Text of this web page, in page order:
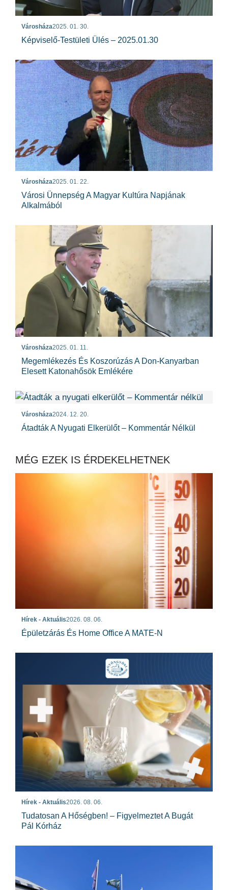
Városháza2025. 01. 30.
Képviselő-Testületi Ülés – 2025.01.30
Városháza2025. 01. 22.
Városi Ünnepség A Magyar Kultúra Napjának
Alkalmából
Városháza2025. 01. 11.
Megemlékezés És Koszorúzás A Don-Kanyarban
Elesett Katonahősök Emlékére
Városháza2024. 12. 20.
Átadták A Nyugati Elkerülőt – Kommentár Nélkül
MÉG EZEK IS ÉRDEKELHETNEK
Hírek - Aktuális2026. 08. 06.
Épületzárás És Home Office A MATE-N
Hírek - Aktuális2026. 08. 06.
Tudatosan A Hőségben! – Figyelmeztet A Bugát
Pál Kórház